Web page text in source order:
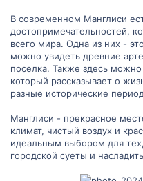
В современном Манглиси
достопримечательностей,
всего мира. Одна из них -
можно увидеть древние
поселка. Также здесь можно
который рассказывает о
разные исторические
Манглиси - прекрасное
климат, чистый воздух и
идеальным выбором для
городской суеты и